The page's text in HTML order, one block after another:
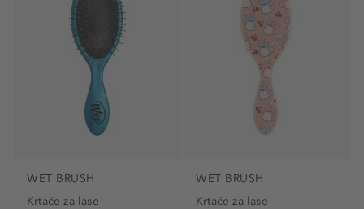
WET BRUSH
Krtače za lase
WET BRUSH
Krtače za lase